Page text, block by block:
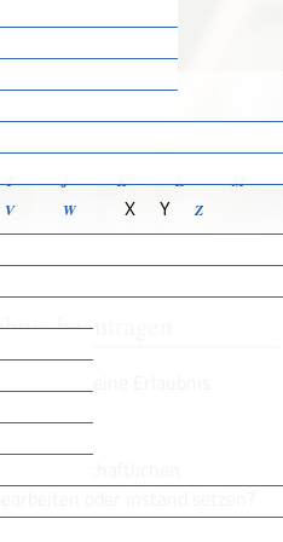
I J K L
M
V W X Y Z
beantragen
Fällen eine Erlaubnis
wirtschaftlichen
oder instand setzen?